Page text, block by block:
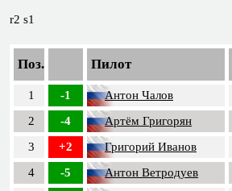
r2 s1
Поз. Пилот
1 -1 Антон Чалов
2
-4 Артём Григорян
3
+2 Григорий Иванов
4
-5 Антон Ветродуев